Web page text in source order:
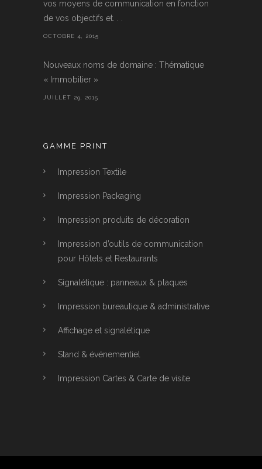
vos moyens de communication en fonction
de vos objectifs et. . .
OCTOBRE 4, 2015
Nouveaux noms de domaine : Thématique
« Immobilier »
JUILLET 29, 2015
GAMME PRINT
Impression Textile
Impression Packaging
Impression produits de décoration
Impression d’outils de communication
pour Hôtels et Restaurants
Signalétique : panneaux & plaques
Impression bureautique & administrative
Affichage et signalétique
Stand & événementiel
Impression Cartes & Carte de visite